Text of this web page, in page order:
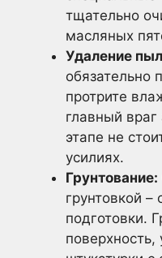
тщательно
масляных
Удаление
обязательно
протрите
главный
этапе не
усилиях.
Грунтование:
грунтовкой –
подготовки.